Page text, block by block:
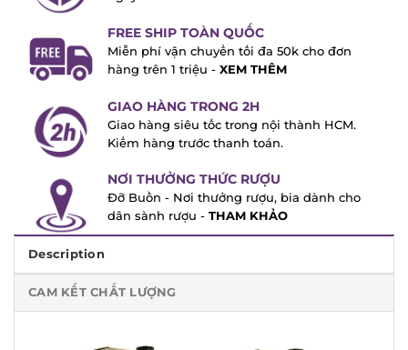
FREE SHIP TOÀN QUỐC
Miễn phí vận chuyển tối đa 50k cho đơn
hàng trên 1 triệu -
XEM THÊM
GIAO HÀNG TRONG 2H
Giao hàng siêu tốc trong nội thành HCM.
Kiểm hàng trước thanh toán.
NƠI THƯỞNG THỨC RƯỢU
Đỡ Buồn - Nơi thưởng rượu, bia dành cho
dân sành rượu -
THAM KHẢO
Description
CAM KẾT CHẤT LƯỢNG